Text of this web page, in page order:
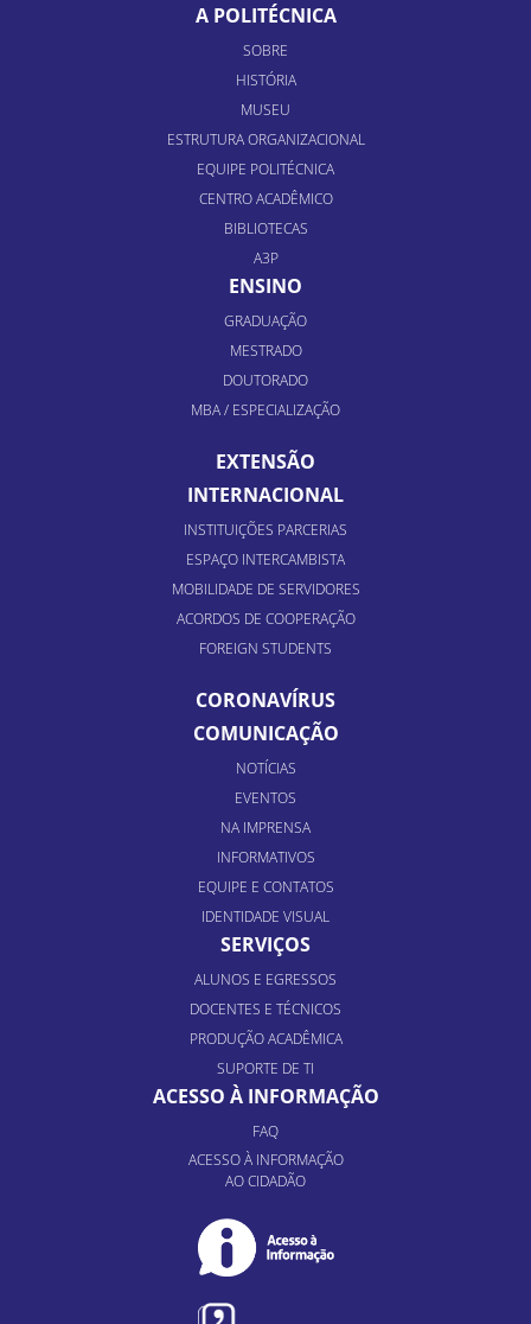
A POLITÉCNICA
SOBRE
HISTÓRIA
MUSEU
ESTRUTURA ORGANIZACIONAL
EQUIPE POLITÉCNICA
CENTRO ACADÊMICO
BIBLIOTECAS
A3P
ENSINO
GRADUAÇÃO
MESTRADO
DOUTORADO
MBA / ESPECIALIZAÇÃO
EXTENSÃO
INTERNACIONAL
INSTITUIÇÕES PARCERIAS
ESPAÇO INTERCAMBISTA
MOBILIDADE DE SERVIDORES
ACORDOS DE COOPERAÇÃO
FOREIGN STUDENTS
CORONAVÍRUS
COMUNICAÇÃO
NOTÍCIAS
EVENTOS
NA IMPRENSA
INFORMATIVOS
EQUIPE E CONTATOS
IDENTIDADE VISUAL
SERVIÇOS
ALUNOS E EGRESSOS
DOCENTES E TÉCNICOS
PRODUÇÃO ACADÊMICA
SUPORTE DE TI
ACESSO À INFORMAÇÃO
FAQ
ACESSO À INFORMAÇÃO
AO CIDADÃO